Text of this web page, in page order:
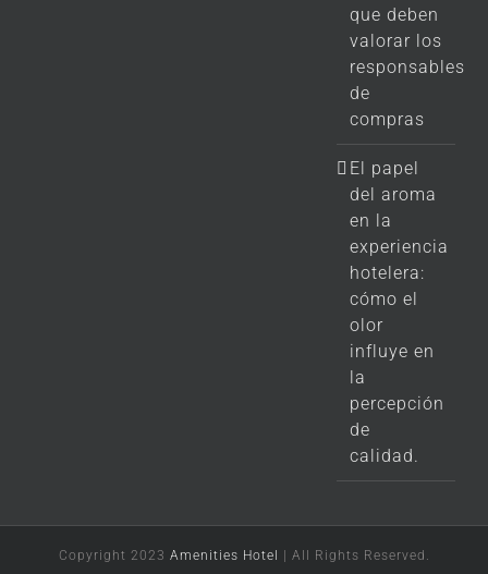
que deben
valorar los
responsables
de
compras
El papel
del aroma
en la
experiencia
hotelera:
cómo el
olor
influye en
la
percepción
de
calidad.
Copyright 2023 Amenities Hotel | All Rights Reserved.